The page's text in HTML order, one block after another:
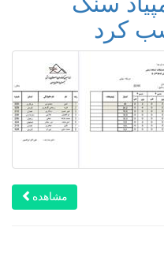
کرد
مشاهده